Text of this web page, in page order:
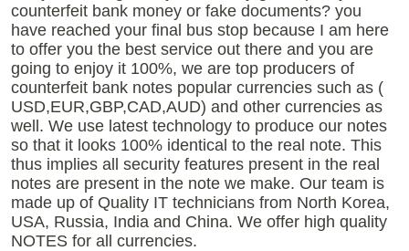
counterfeit bank money or fake documents? you
have reached your final bus stop because I am here
to offer you the best service out there and you are
going to enjoy it 100%, we are top producers of
counterfeit bank notes popular currencies such as (
USD,EUR,GBP,CAD,AUD) and other currencies as
well. We use latest technology to produce our notes
so that it looks 100% identical to the real note. This
thus implies all security features present in the real
notes are present in the note we make. Our team is
made up of Quality IT technicians from North Korea,
USA, Russia, India and China. We offer high quality
NOTES for all currencies.